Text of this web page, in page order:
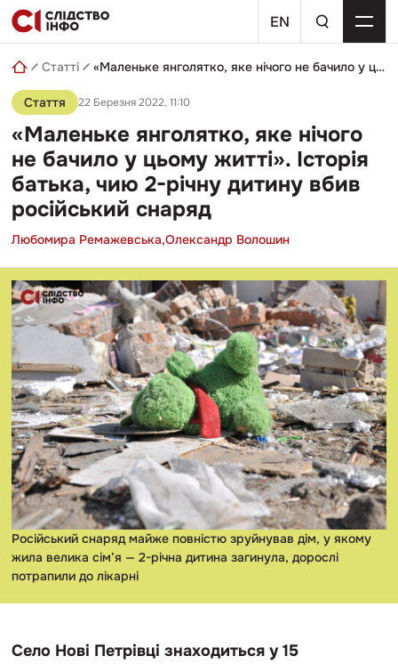
Skip
to
content
EN
пошуковий
запит
Статті «Маленьке янголятко, яке нічого не бачило у цьому житті». Історія батька, чию 2-річну дитину вбив російський снаряд
Стаття 22 Березня 2022, 11:10
«Маленьке янголятко, яке нічого
не бачило у цьому житті». Історія
батька, чию 2-річну дитину вбив
російський снаряд
Любомира Ремажевська,Олександр Волошин
Російський снаряд майже повністю зруйнував дім, у якому
жила велика сім’я — 2-річна дитина загинула, дорослі
потрапили до лікарні
Село Нові Петрівці знаходиться у 15